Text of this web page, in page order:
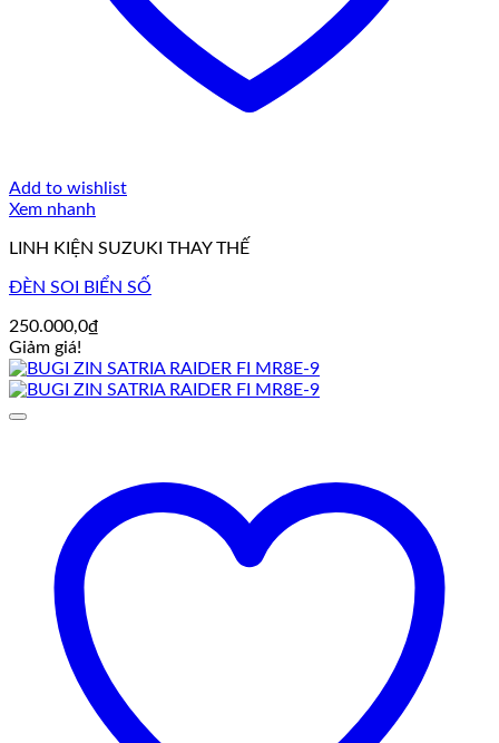
Add to wishlist
Xem nhanh
LINH KIỆN SUZUKI THAY THẾ
ĐÈN SOI BIỂN SỐ
250.000,0₫
Giảm giá!